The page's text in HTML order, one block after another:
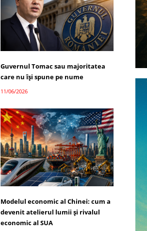
Guvernul Tomac sau majoritatea
care nu își spune pe nume
11/06/2026
Modelul economic al Chinei: cum a
devenit atelierul lumii și rivalul
economic al SUA